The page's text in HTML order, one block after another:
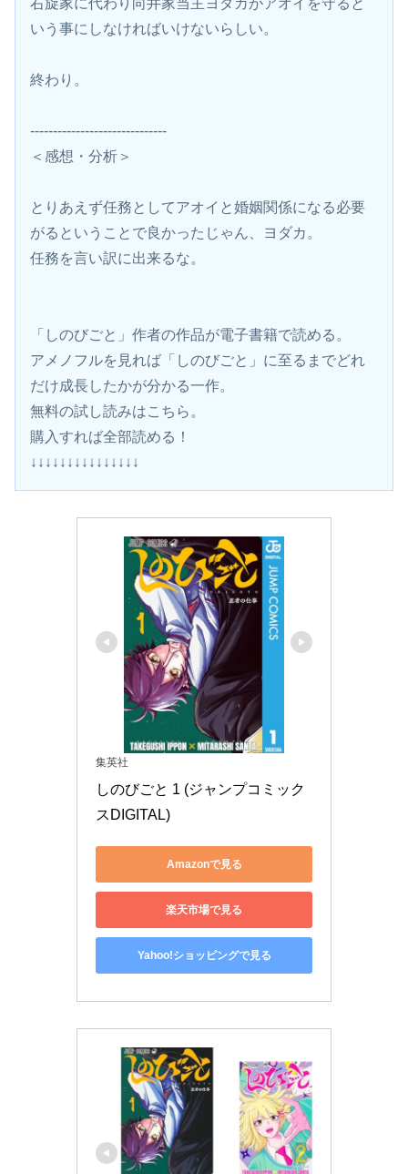
右旋家に代わり向井家当主ヨダカがアオイを守ると
いう事にしなければいけないらしい。
終わり。
------------------------------
＜感想・分析＞
とりあえず任務としてアオイと婚姻関係になる必要
がるということで良かったじゃん、ヨダカ。
任務を言い訳に出来るな。
「しのびごと」作者の作品が電子書籍で読める。
アメノフルを見れば「しのびごと」に至るまでどれ
だけ成長したかが分かる一作。
無料の試し読みはこちら。
購入すれば全部読める！
↓↓↓↓↓↓↓↓↓↓↓↓↓↓↓
集英社
しのびごと 1 (ジャンプコミック
スDIGITAL)
Amazonで見る
楽天市場で見る
Yahoo!ショッピングで見る